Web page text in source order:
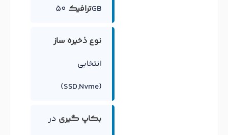
ترافیک50GB
نوع ذخیره ساز
انتخابی
(SSD,Nvme)
بکاپ گیری در